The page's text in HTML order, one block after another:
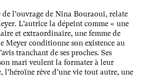
l’ouvrage de Nina Bouraoui, relate
L’autrice la dépeint comme « une
et extraordinaire, une femme de
Meyer conditionne son existence au
tranchant de ses proches. Ses
mari veulent la formater à leur
l’héroïne rêve d’une vie tout autre, une